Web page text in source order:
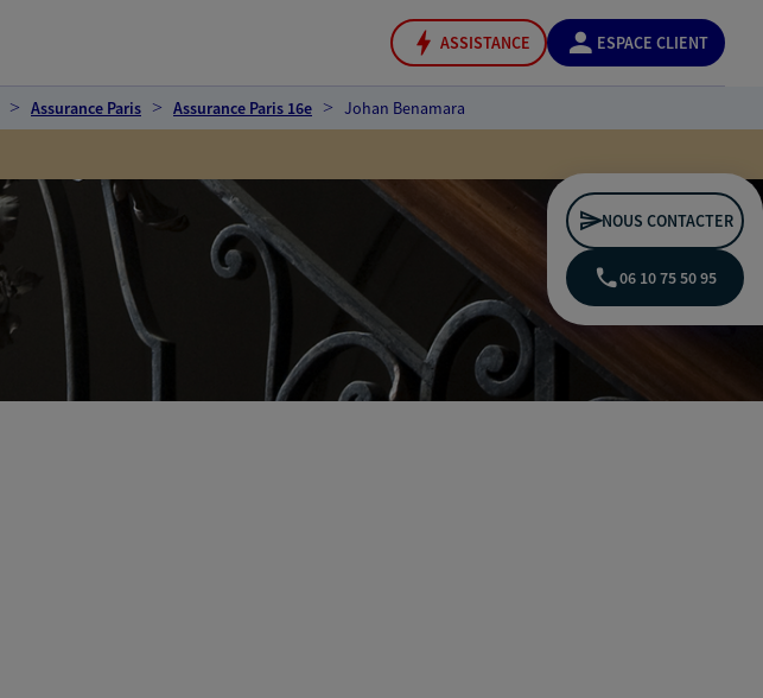
ASSISTANCE ESPACE CLIENT
Assurance Paris Assurance Paris 16e Johan Benamara
NOUS CONTACTER
06 10 75 50 95